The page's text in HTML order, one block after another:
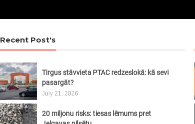
Recent Post's
Tirgus stāvvieta PTAC redzeslokā: kā sevi
pasargāt?
July 21, 2026
20 miljonu risks: tiesas lēmums pret